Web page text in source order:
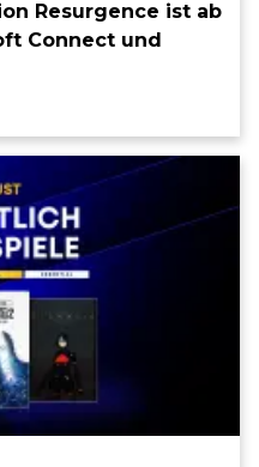
Resurgence ist ab
Connect und